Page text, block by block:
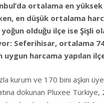
ortalama en yüksek
en düşük ortalama
olduğu ilçe ise Şişli
Seferihisar, ortalama
uygun harcama yapılan
kurum ve 170 bini aşkın
dokunan Pluxee